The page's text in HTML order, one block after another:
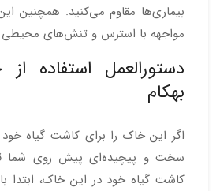
بیماری‌ها مقاوم می‌کنید. همچنین
مواجهه با استرس و تنش‌های
دستورالعمل استفاده
بهکام
اگر این خاک را برای کاشت گیاه خود
سخت و پیچیده‌ای پیش روی شما
کاشت گیاه خود در این خاک، ابتدا